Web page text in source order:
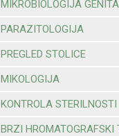
MIKROBIOLOGIJA
PARAZITOLOGIJA
PREGLED STOLICE
MIKOLOGIJA
KONTROLA STERILNOSTI
BRZI HROMATOGRAFSKI